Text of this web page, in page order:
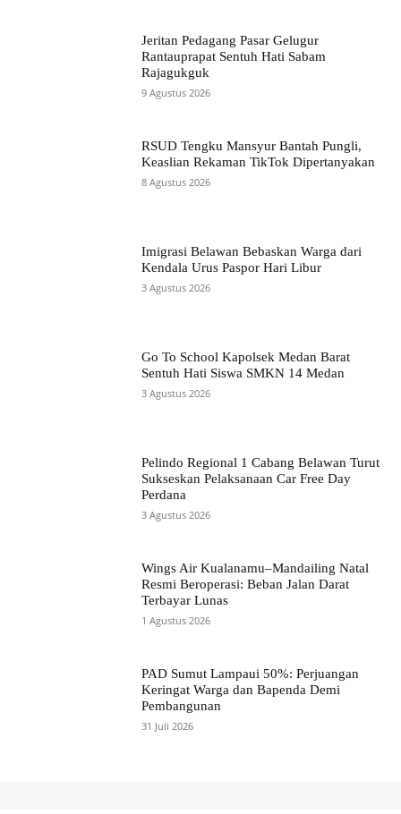
Jeritan Pedagang Pasar Gelugur
Rantauprapat Sentuh Hati Sabam
Rajagukguk
9 Agustus 2026
RSUD Tengku Mansyur Bantah Pungli,
Keaslian Rekaman TikTok Dipertanyakan
8 Agustus 2026
Imigrasi Belawan Bebaskan Warga dari
Kendala Urus Paspor Hari Libur
3 Agustus 2026
Go To School Kapolsek Medan Barat
Sentuh Hati Siswa SMKN 14 Medan
3 Agustus 2026
Pelindo Regional 1 Cabang Belawan Turut
Sukseskan Pelaksanaan Car Free Day
Perdana
3 Agustus 2026
Wings Air Kualanamu–Mandailing Natal
Resmi Beroperasi: Beban Jalan Darat
Terbayar Lunas
1 Agustus 2026
PAD Sumut Lampaui 50%: Perjuangan
Keringat Warga dan Bapenda Demi
Pembangunan
31 Juli 2026